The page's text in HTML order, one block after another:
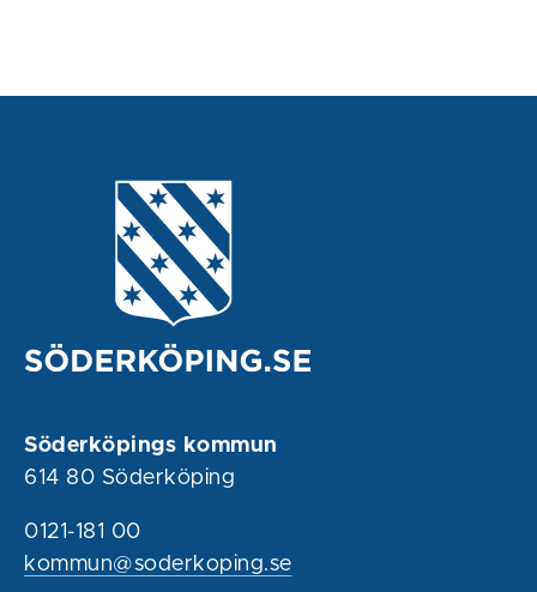
Söderköpings kommun
614 80 Söderköping
0121-181 00
kommun@soderkoping.se